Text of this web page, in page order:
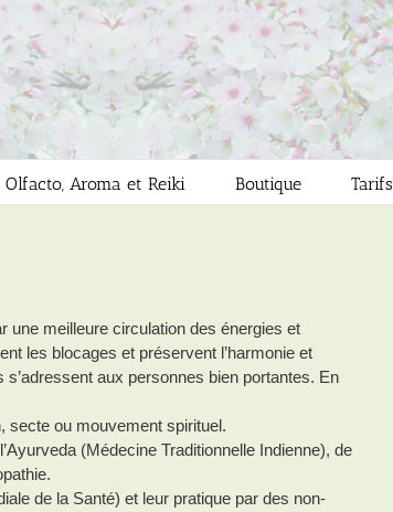
Olfacto, Aroma et Reiki Boutique Tarifs
une meilleure circulation des énergies et
les blocages et préservent l’harmonie et
s’adressent aux personnes bien portantes. En
secte ou mouvement spirituel.
(Médecine Traditionnelle Indienne), de
de la Santé) et leur pratique par des non-